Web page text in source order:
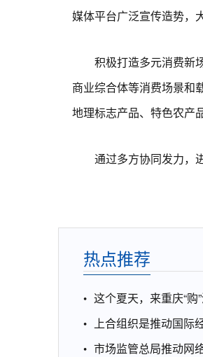
媒体平台广泛宣传造势，
积极打造多元消费新场
商业综合体等消费场景和
地理标志产品、特色农产
通过多方协同发力，进
热点推荐
这个夏天，来重庆“购
上合组织是推动国际
市场监管总局推动网